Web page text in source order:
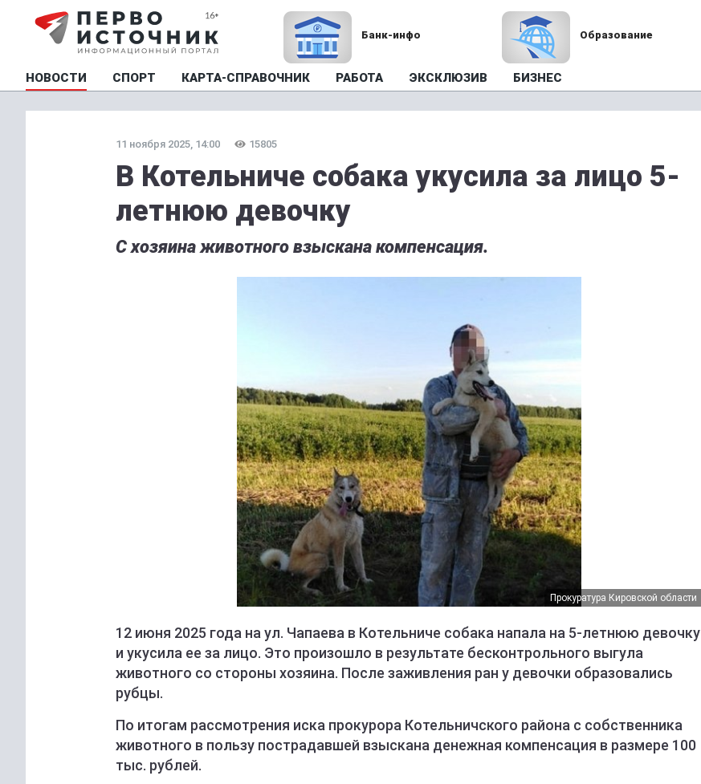
Банк-инфо Образование
НОВОСТИ СПОРТ КАРТА-СПРАВОЧНИК РАБОТА ЭКСКЛЮЗИВ БИЗНЕС
11 ноября 2025, 14:00 15805
В Котельниче собака укусила за лицо 5-
летнюю девочку
С хозяина животного взыскана компенсация.
Прокуратура Кировской области
12 июня 2025 года на ул. Чапаева в Котельниче собака напала на 5-летнюю девочку
и укусила ее за лицо. Это произошло в результате бесконтрольного выгула
животного со стороны хозяина. После заживления ран у девочки образовались
рубцы.
По итогам рассмотрения иска прокурора Котельничского района с собственника
животного в пользу пострадавшей взыскана денежная компенсация в размере 100
тыс. рублей.